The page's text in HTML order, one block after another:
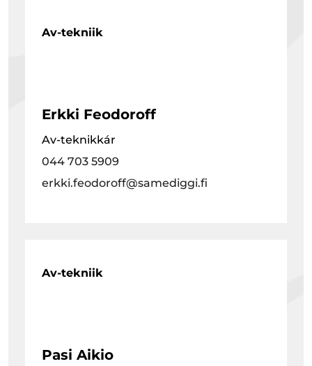
Av-tekniik
Erkki Feodoroff
Av-teknikkár
044 703 5909
erkki.feodoroff@samediggi.fi
Av-tekniik
Pasi Aikio